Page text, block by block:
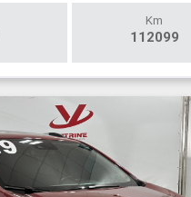
Km
112099